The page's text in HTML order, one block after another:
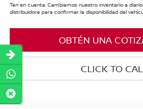
Ten en cuenta: Cambiamos nuestro inventario a
distribuidora para confirmar la disponibilidad del
OBTÉN UNA
CLICK TO